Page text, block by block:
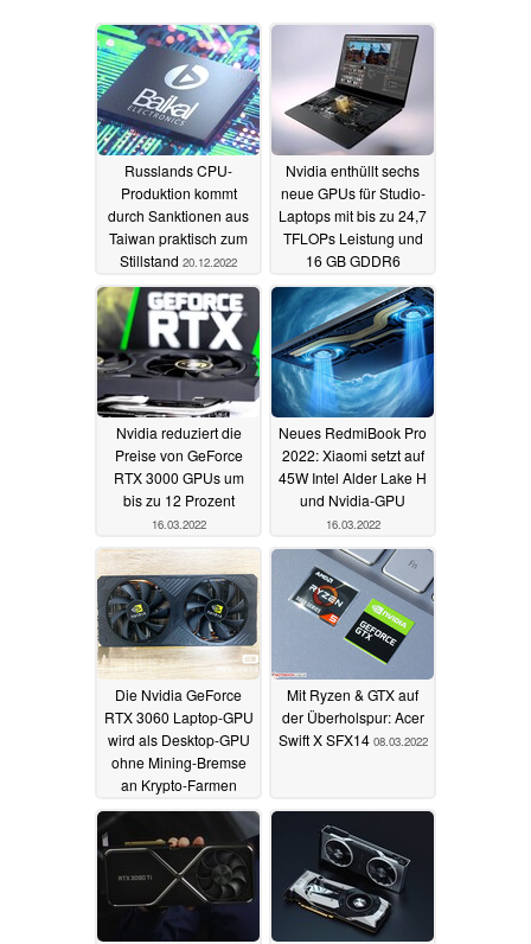
Russlands CPU-
Produktion kommt
durch Sanktionen aus
Taiwan praktisch zum
Stillstand 20.12.2022
Nvidia enthüllt sechs
neue GPUs für Studio-
Laptops mit bis zu 24,7
TFLOPs Leistung und
16 GB GDDR6
23.03.2022
Nvidia reduziert die
Preise von GeForce
RTX 3000 GPUs um
bis zu 12 Prozent
16.03.2022
Neues RedmiBook Pro
2022: Xiaomi setzt auf
45W Intel Alder Lake H
und Nvidia-GPU
16.03.2022
Die Nvidia GeForce
RTX 3060 Laptop-GPU
wird als Desktop-GPU
ohne Mining-Bremse
an Krypto-Farmen
verkauft14.03.2022
Mit Ryzen & GTX auf
der Überholspur: Acer
Swift X SFX14 08.03.2022